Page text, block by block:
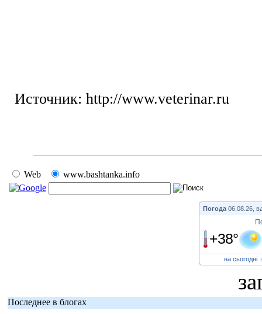
Источник: http://www.veterinar.ru
Web www.bashtanka.info
Погода 06.08.26,
+38°
на сьогодні
Последнее в блогах